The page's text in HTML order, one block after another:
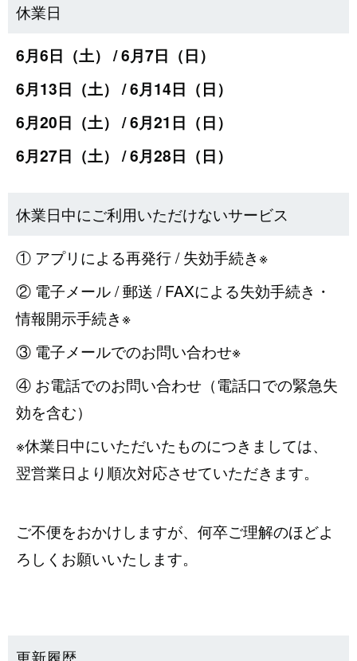
休業日
6月6日（土） / 6月7日（日）
6月13日（土） / 6月14日（日）
6月20日（土） / 6月21日（日）
6月27日（土） / 6月28日（日）
休業日中にご利用いただけないサービス
① アプリによる再発行 / 失効手続き※
② 電子メール / 郵送 / FAXによる失効手続き・
情報開示手続き※
③ 電子メールでのお問い合わせ※
④ お電話でのお問い合わせ（電話口での緊急失
効を含む）
※休業日中にいただいたものにつきましては、
翌営業日より順次対応させていただきます。
ご不便をおかけしますが、何卒ご理解のほどよ
ろしくお願いいたします。
更新履歴